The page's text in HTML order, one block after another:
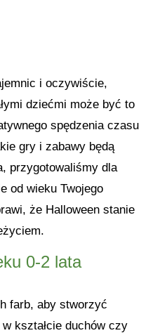
i oczywiście,
dziećmi może być to
spędzenia czasu
gry i zabawy będą
przygotowaliśmy dla
od wieku Twojego
że Halloween stanie
0-2 lata
farb, aby stworzyć
kształcie duchów czy